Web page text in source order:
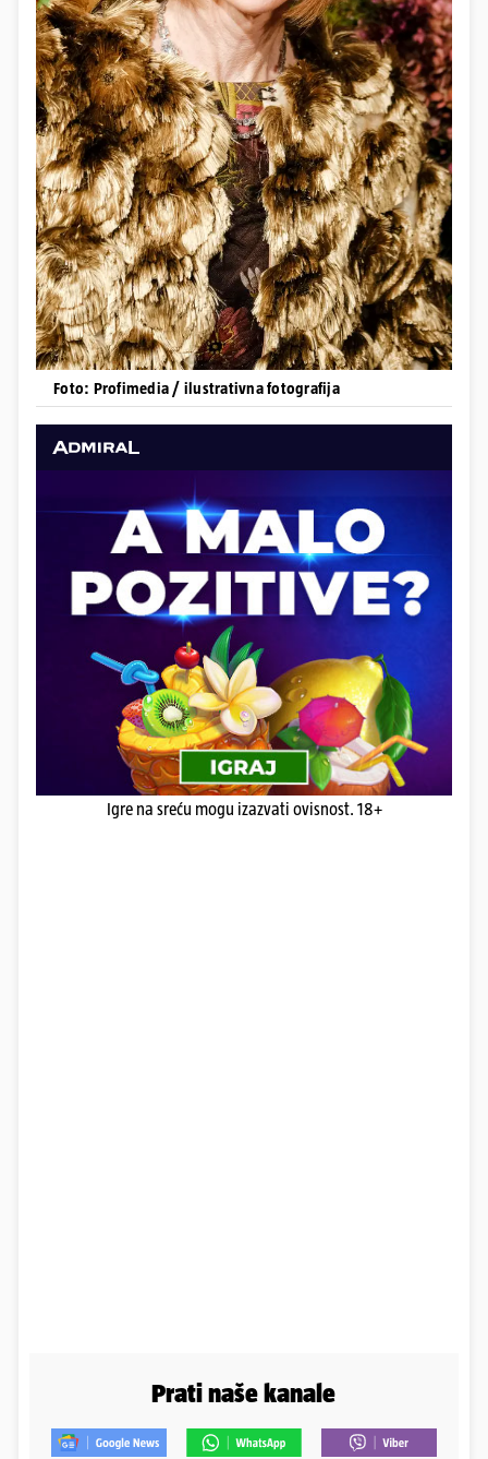
Foto: Profimedia / ilustrativna fotografija
Igre na sreću mogu izazvati ovisnost. 18+
Prati naše kanale